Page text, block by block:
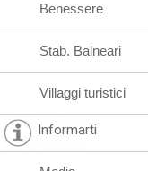
Benessere
Stab. Balneari
Villaggi turistici
Informarti